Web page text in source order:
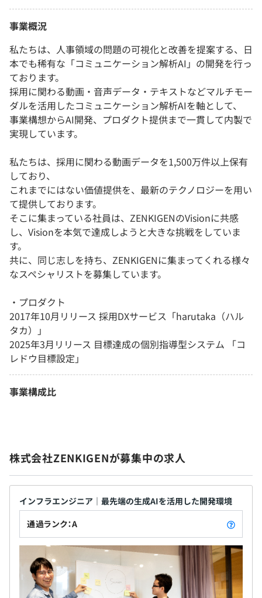
事業概況
私たちは、人事領域の問題の可視化と改善を提案する、日
本でも稀有な「コミュニケーション解析AI」の開発を行っ
ております。
採用に関わる動画・音声データ・テキストなどマルチモー
ダルを活用したコミュニケーション解析AIを軸として、
事業構想からAI開発、プロダクト提供まで一貫して内製で
実現しています。
私たちは、採用に関わる動画データを1,500万件以上保有
しており、
これまでにはない価値提供を、最新のテクノロジーを用い
て提供しております。
そこに集まっている社員は、ZENKIGENのVisionに共感
し、Visionを本気で達成しようと大きな挑戦をしていま
す。
共に、同じ志しを持ち、ZENKIGENに集まってくれる様々
なスペシャリストを募集しています。
・プロダクト
2017年10月リリース 採用DXサービス「harutaka（ハル
タカ）」
2025年3月リリース 目標達成の個別指導型システム 「コ
レドウ目標設定」
事業構成比
株式会社ZENKIGENが募集中の求人
インフラエンジニア｜最先端の生成AIを活用した開発環境
通過ランク：A